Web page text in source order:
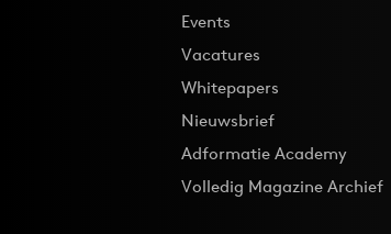
Events
Vacatures
Whitepapers
Nieuwsbrief
Adformatie Academy
Volledig Magazine Archief